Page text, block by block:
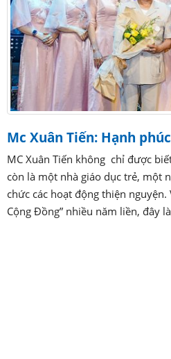
Mc Xuân Tiến: Hạnh
MC Xuân Tiến không chỉ được
còn là một nhà giáo dục trẻ, một
chức các hoạt động thiện nguyện.
Cộng Đồng” nhiều năm liền, đây